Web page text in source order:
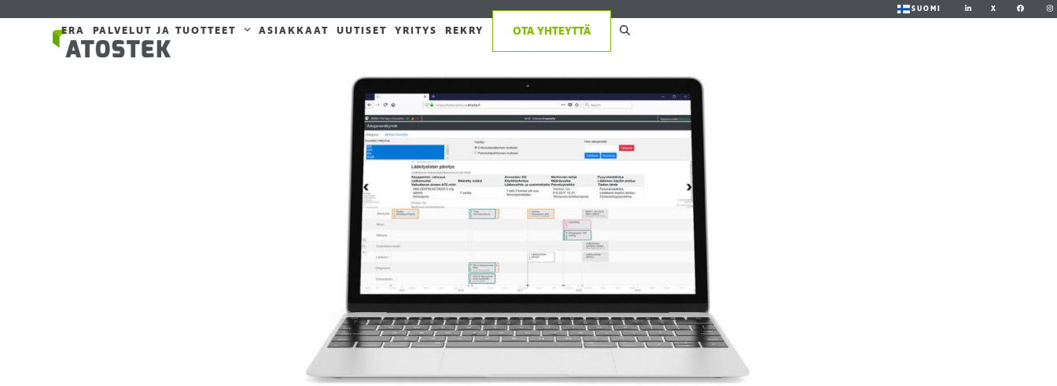
SUOMI X
ERA PALVELUT JA TUOTTEET ASIAKKAAT UUTISET YRITYS REKRY OTA YHTEYTTÄ